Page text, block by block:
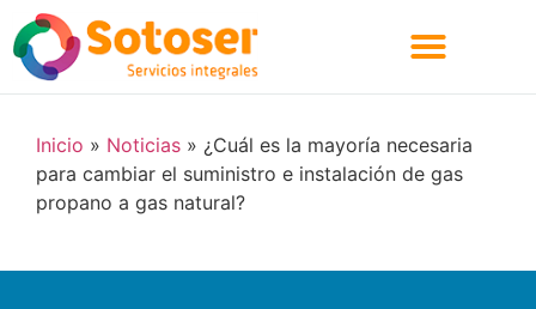
Inicio » Noticias » ¿Cuál es la mayoría necesaria
para cambiar el suministro e instalación de gas
propano a gas natural?